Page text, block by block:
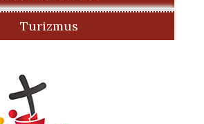
Turizmus